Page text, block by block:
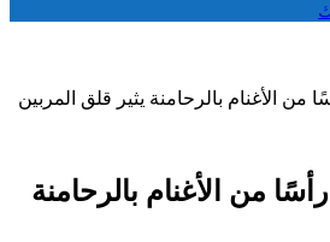
نفوق أكثر من 50 رأسًا من الأغنام بالرحامنة